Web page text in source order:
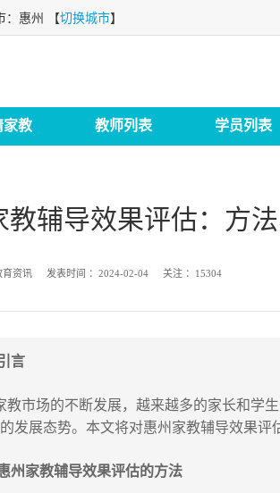
惠州 【切换城市】
家教 教师列表 学员列表
教辅导效果评估：方
育资讯 发表时间 ：2024-02-04 关注 ： 15304
言
市场的不断发展，越来越多的家长和学
发展态势。本文将对惠州家教辅导效果评
家教辅导效果评估的方法